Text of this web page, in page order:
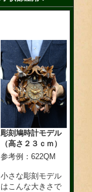
彫刻鳩時計モデル
（高さ２３ｃｍ）
参考例：622QM
小さな彫刻モデル
はこんな大きさで